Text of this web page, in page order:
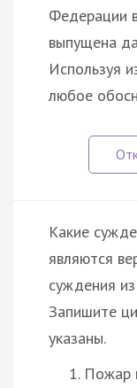
Федерации
выпущена
Используя
любое
Какие
являются
суждения
Запишите
указаны.
Пожар